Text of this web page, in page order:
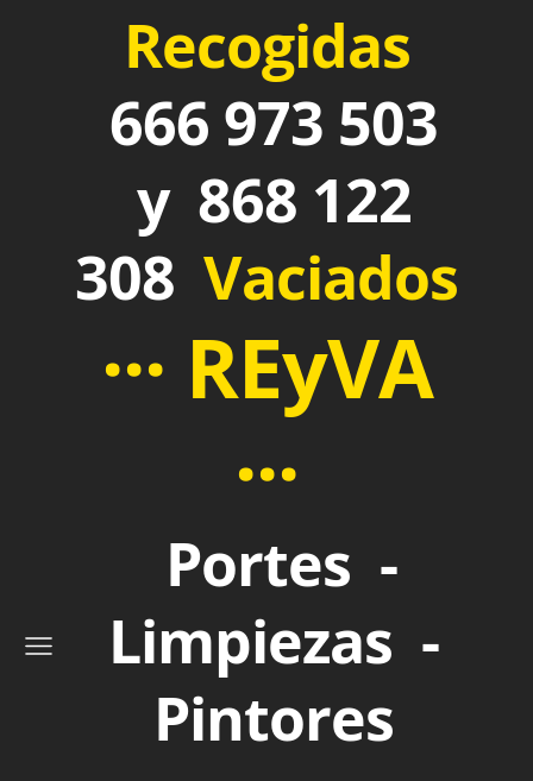
Recogidas
666 973 503
y 868 122
308 Vaciados
··· REyVA
···
Portes -
Limpiezas -
Pintores